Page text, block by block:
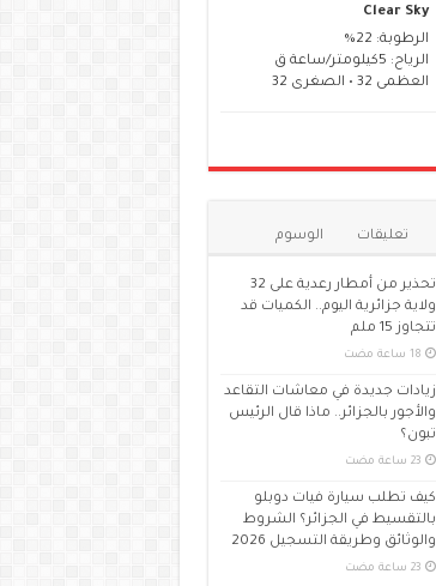
Clear Sky
الرطوبة: 22%
الرياح: 5كيلومتر/ساعة ق
العظمى 32 • الصغرى 32
تعليقات الوسوم
تحذير من أمطار رعدية على 32
ولاية جزائرية اليوم.. الكميات قد
تتجاوز 15 ملم
زيادات جديدة في معاشات التقاعد
والأجور بالجزائر.. ماذا قال الرئيس
تبون؟
كيف تطلب سيارة فيات دوبلو
بالتقسيط في الجزائر؟ الشروط
والوثائق وطريقة التسجيل 2026